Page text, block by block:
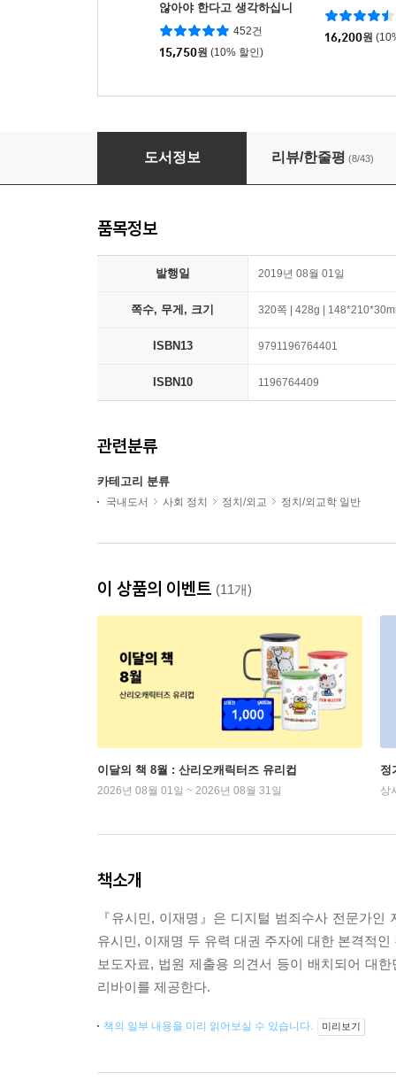
않아야 한다고 생각하십니
까
452건
15,750원 (10% 할인)
16,200원
유시민, 이재명
도서정보 리뷰/한줄평 (8/43)
품목정보
발행일 2019년 08월 01일
쪽수, 무게, 크기 320쪽 | 428g |
ISBN13 9791196764401
ISBN10 1196764409
관련분류
카테고리 분류
국내도서 사회 정치 정치/외교 정치/외교학 일반
이 상품의 이벤트 (11개)
이달의 책 8월 : 산리오캐릭터즈 유리컵
2026년 08월 01일 ~ 2026년 08월 31일
정
상
책소개
『유시민, 이재명』은 디지털 범죄수사 전문가
유시민, 이재명 두 유력 대권 주자에 대한 본격적
보도자료, 법원 제출용 의견서 등이 배치되어 대
리바이를 제공한다.
책의 일부 내용을 미리 읽어보실 수 있습니다. 미리보기